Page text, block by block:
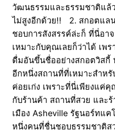
วัฒนธรรมและธรรมชาติแล้
ไม่สูงอีกด้วย!! 2. สกอตแล
ชอบการสังสรรค์ล่ะก็ ที่นี่อา
เหมาะกับคุณเลยก็ว่าได้ เพ
ดื่มอันขึ้นชื่ออย่างสกอตวิสกี้
อีกหนึ่งสถานที่ที่เหมาะสำห
ค่อยเก่ง เพราะที่นี่เพียงแ
กับร้านค้า สถานที่สวย และ
เมือง Asheville รัฐนอร์ทแ
หนึ่งคนที่ชื่นชอบธรรมชาติส